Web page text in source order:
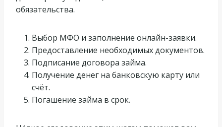
обязательства.
Выбор МФО и заполнение онлайн-заявки.
Предоставление необходимых документов.
Подписание договора займа.
Получение денег на банковскую карту или
счёт.
Погашение займа в срок.